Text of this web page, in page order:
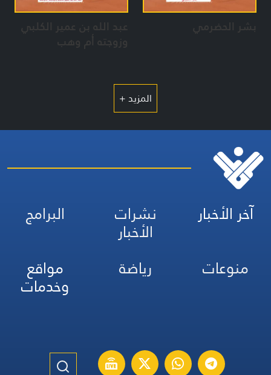
بشر الحضرمي عبد الله بن عمير الكلبي
وزوجته أم وهب
المزيد +
آخر الأخبار نشرات
الأخبار
البرامج
منوعات
رياضة مواقع
وخدمات